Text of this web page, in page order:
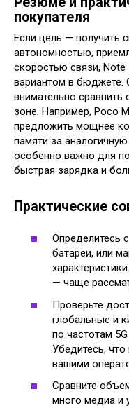
покупателя
Если цель — получить
автономностью,
скоростью связи,
вариантом в бюджете.
внимательно сравнить
зоне. Например, Poco
предложить мощнее
памяти за
особенно важно для
быстрая зарядка и
Практические
Определитесь
батареи, или
— чаще
Проверьте
глобальные и
по частотам
Убедитесь,
вашими
Сравните
много медиа и